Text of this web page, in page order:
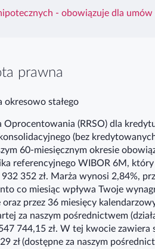
- obowiązuje dla
prawna
okresowo stałego
Oprocentowania (RRSO) dla
(bez
60-miesięcznym okresie
referencyjnego WIBOR 6M,
352 zł. Marża wynosi 2,84%,
co miesiąc wpływa Twoje
oraz przez 36 miesięcy
za naszym pośrednictwem
744,15 zł. W tej kwocie
zł (dostępne za naszym